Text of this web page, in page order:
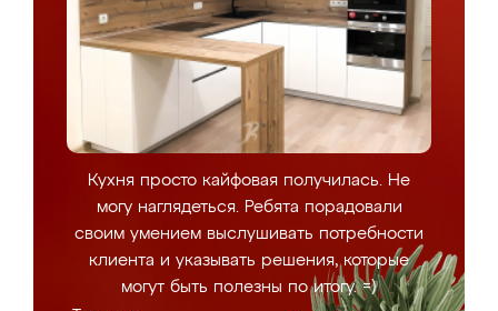
Кухня просто кайфовая получилась. Не
могу наглядеться. Ребята порадовали
своим умением выслушивать потребности
клиента и указывать решения, которые
могут быть полезны по итогу. =)